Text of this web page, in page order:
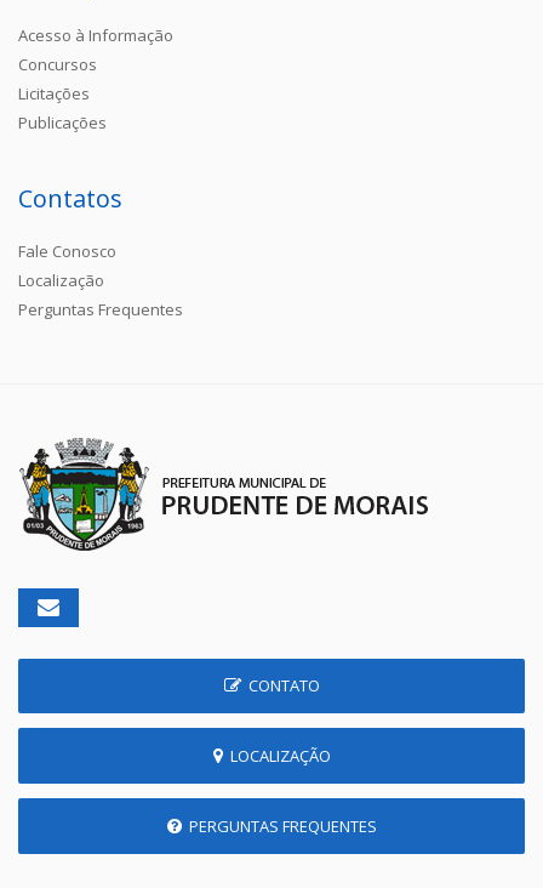
Acesso à Informação
Concursos
Licitações
Publicações
Contatos
Fale Conosco
Localização
Perguntas Frequentes
CONTATO
LOCALIZAÇÃO
PERGUNTAS FREQUENTES